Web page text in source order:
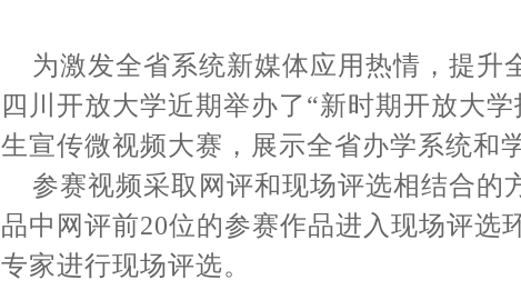
为激发全省系统新媒体应用热情，提升
四川开放大学近期举办了“新时期开放大
生宣传微视频大赛，展示全省办学系统和
参赛视频采取网评和现场评选相结合的
品中网评前20位的参赛作品进入现场评选
专家进行现场评选。